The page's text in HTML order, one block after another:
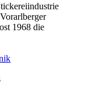
1968 die